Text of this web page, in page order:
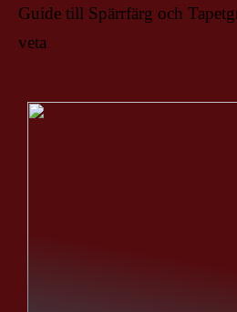
Guide till Spärrfärg och
veta